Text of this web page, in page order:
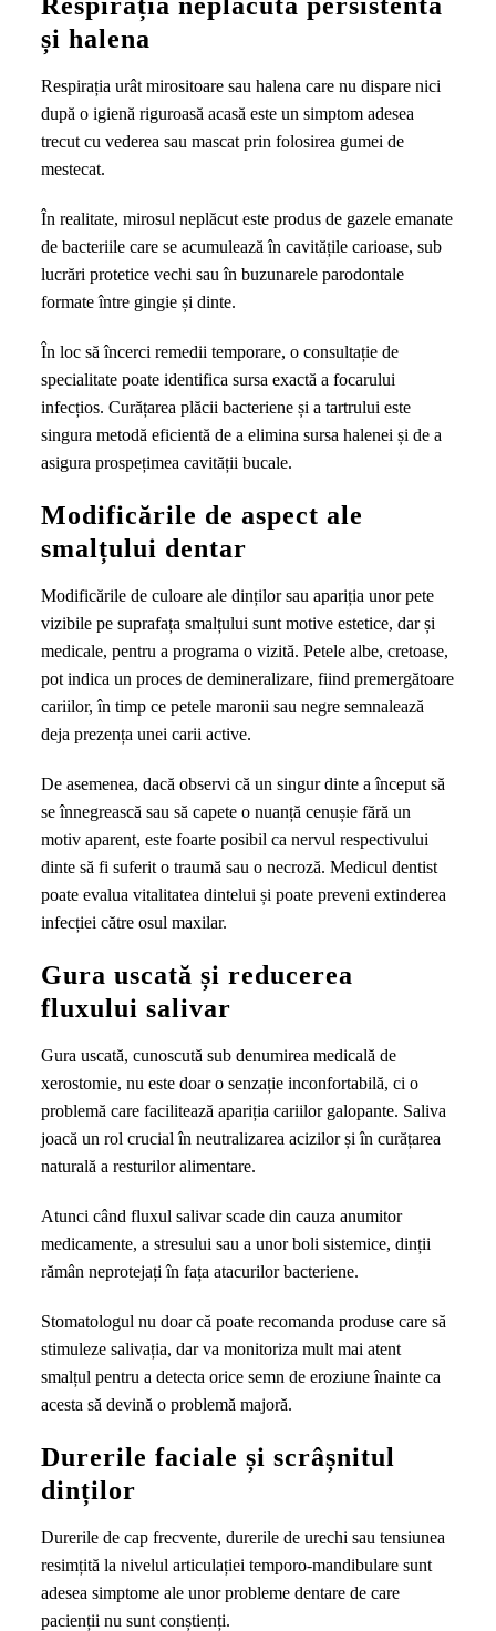
și halena
Respirația urât mirositoare sau halena care nu dispare nici
după o igienă riguroasă acasă este un simptom adesea
trecut cu vederea sau mascat prin folosirea gumei de
mestecat.
În realitate, mirosul neplăcut este produs de gazele emanate
de bacteriile care se acumulează în cavitățile carioase, sub
lucrări protetice vechi sau în buzunarele parodontale
formate între gingie și dinte.
În loc să încerci remedii temporare, o consultație de
specialitate poate identifica sursa exactă a focarului
infecțios. Curățarea plăcii bacteriene și a tartrului este
singura metodă eficientă de a elimina sursa halenei și de a
asigura prospețimea cavității bucale.
Modificările de aspect ale
smalțului dentar
Modificările de culoare ale dinților sau apariția unor pete
vizibile pe suprafața smalțului sunt motive estetice, dar și
medicale, pentru a programa o vizită. Petele albe, cretoase,
pot indica un proces de demineralizare, fiind premergătoare
cariilor, în timp ce petele maronii sau negre semnalează
deja prezența unei carii active.
De asemenea, dacă observi că un singur dinte a început să
se înnegrească sau să capete o nuanță cenușie fără un
motiv aparent, este foarte posibil ca nervul respectivului
dinte să fi suferit o traumă sau o necroză. Medicul dentist
poate evalua vitalitatea dintelui și poate preveni extinderea
infecției către osul maxilar.
Gura uscată și reducerea
fluxului salivar
Gura uscată, cunoscută sub denumirea medicală de
xerostomie, nu este doar o senzație inconfortabilă, ci o
problemă care facilitează apariția cariilor galopante. Saliva
joacă un rol crucial în neutralizarea acizilor și în curățarea
naturală a resturilor alimentare.
Atunci când fluxul salivar scade din cauza anumitor
medicamente, a stresului sau a unor boli sistemice, dinții
rămân neprotejați în fața atacurilor bacteriene.
Stomatologul nu doar că poate recomanda produse care să
stimuleze salivația, dar va monitoriza mult mai atent
smalțul pentru a detecta orice semn de eroziune înainte ca
acesta să devină o problemă majoră.
Durerile faciale și scrâșnitul
dinților
Durerile de cap frecvente, durerile de urechi sau tensiunea
resimțită la nivelul articulației temporo-mandibulare sunt
adesea simptome ale unor probleme dentare de care
pacienții nu sunt conștienți.